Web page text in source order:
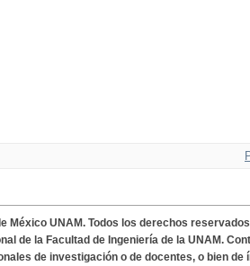
México UNAM. Todos los derechos
de la Facultad de Ingeniería de la UNAM.
de investigación o de docentes, o bien